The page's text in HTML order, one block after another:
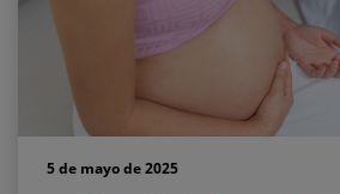
5 de mayo de 2025